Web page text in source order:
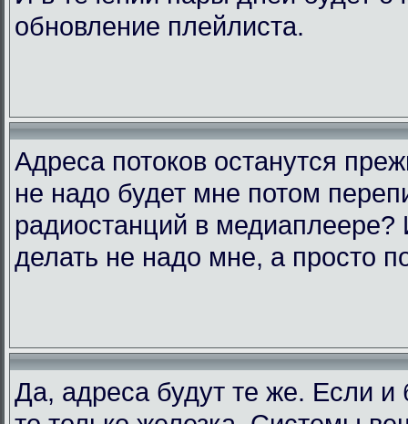
обновление плейлиста.
Адреса потоков останутся
не надо будет мне потом
радиостанций в медиаплеере?
делать не надо мне, а просто
Да, адреса будут те же. Если и